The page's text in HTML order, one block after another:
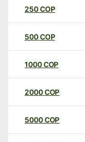
250COP
500COP
1000COP
2000COP
5000COP